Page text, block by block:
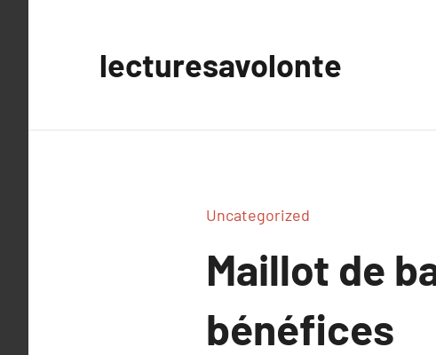
lecturesavolonte
Uncategorized
Maillot de
bénéfices